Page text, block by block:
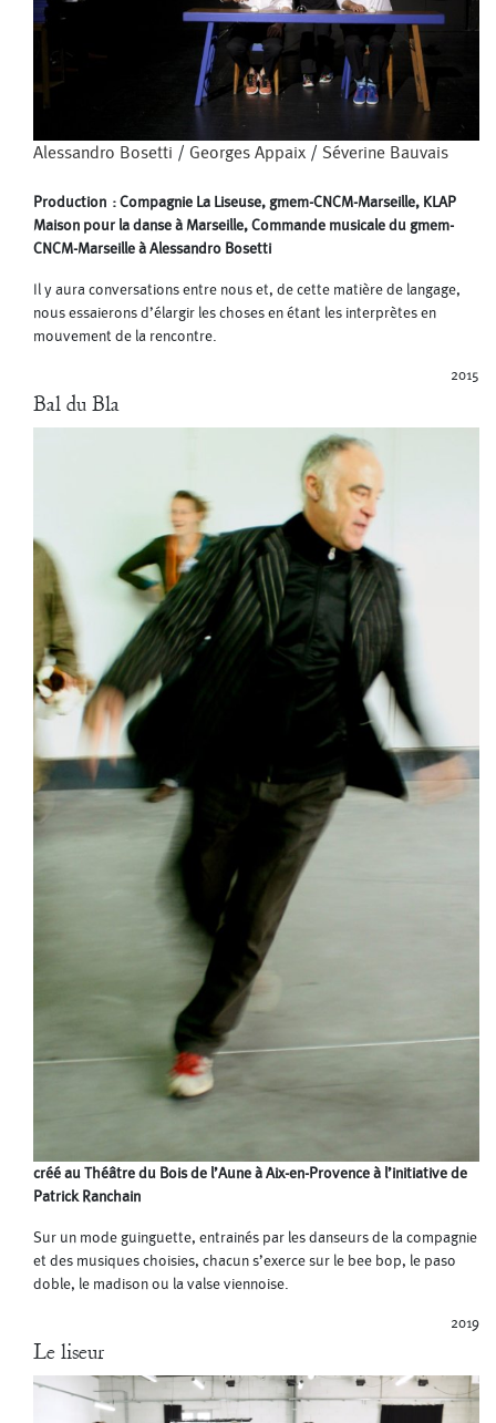
Alessandro Bosetti / Georges Appaix / Séverine Bauvais
Production : Compagnie La Liseuse, gmem-CNCM-Marseille, KLAP
Maison pour la danse à Marseille, Commande musicale du gmem-
CNCM-Marseille à Alessandro Bosetti
Il y aura conversations entre nous et, de cette matière de langage,
nous essaierons d’élargir les choses en étant les interprètes en
mouvement de la rencontre.
2015
Bal du Bla
créé au Théâtre du Bois de l’Aune à Aix-en-Provence à l’initiative de
Patrick Ranchain
Sur un mode guinguette, entrainés par les danseurs de la compagnie
et des musiques choisies, chacun s’exerce sur le bee bop, le paso
doble, le madison ou la valse viennoise.
2019
Le liseur